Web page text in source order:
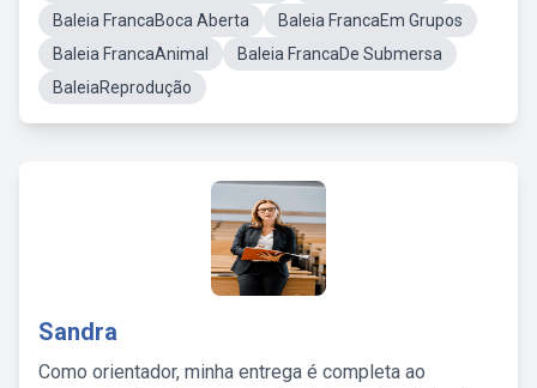
Baleia FrancaBoca Aberta
Baleia FrancaEm Grupos
Baleia FrancaAnimal
Baleia FrancaDe Submersa
BaleiaReprodução
Sandra
Como orientador, minha entrega é completa ao